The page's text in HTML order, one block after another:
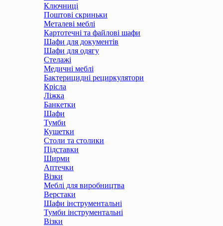
Ключниці
Поштові скриньки
Металеві меблі
Картотечні та файлові шафи
Шафи для документів
Шафи для одягу
Стелажі
Медичні меблі
Бактерицидні рециркулятори
Крісла
Ліжка
Банкетки
Шафи
Тумби
Кушетки
Столи та столики
Підставки
Ширми
Аптечки
Візки
Меблі для виробництва
Верстаки
Шафи інструментальні
Тумби інструментальні
Візки